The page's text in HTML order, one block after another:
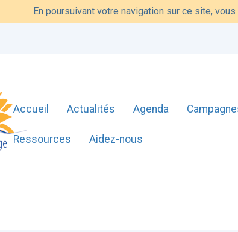
En poursuivant votre navigation sur ce site,
Accueil Actualités Agenda
Ressources Aidez-nous